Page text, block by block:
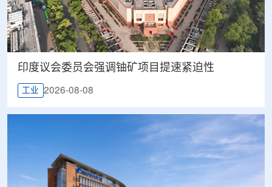
印度议会委员会强调铀矿项目提速紧迫性
工业 2026-08-08